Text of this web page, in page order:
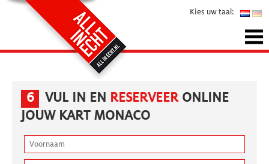
Kies uw taal:
6 VUL IN EN RESERVEERONLINE
JOUW KART MONACO